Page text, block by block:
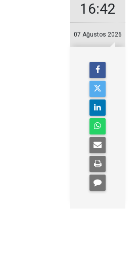
16:42
07 Ağustos 2026